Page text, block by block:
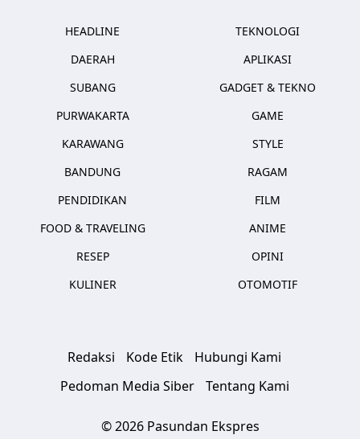
HEADLINE
DAERAH
SUBANG
PURWAKARTA
KARAWANG
BANDUNG
PENDIDIKAN
FOOD & TRAVELING
RESEP
KULINER
TEKNOLOGI
APLIKASI
GADGET & TEKNO
GAME
STYLE
RAGAM
FILM
ANIME
OPINI
OTOMOTIF
Redaksi Kode Etik
Hubungi Kami
Pedoman Media Siber
Tentang Kami
© 2026 Pasundan Ekspres